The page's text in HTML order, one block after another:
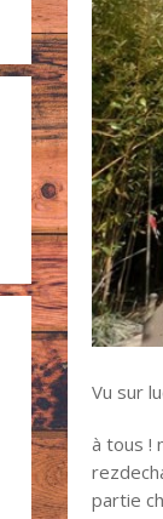
Vu sur
à tous !
partie